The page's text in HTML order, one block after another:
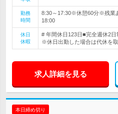
勤務
時間
8:30～17:30※休憩60分※残業
18:00
休日
休暇
# 年間休日123日■完全週休2
※休日出勤した場合は代休を
求人詳細を見る
本日締め切り